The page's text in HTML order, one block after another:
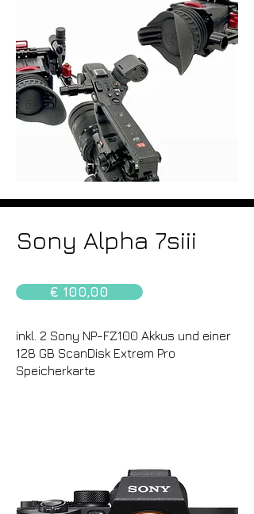
Sony Alpha 7siii
€ 100,00
inkl. 2 Sony NP-FZ100 Akkus und einer
128 GB ScanDisk Extrem Pro
Speicherkarte